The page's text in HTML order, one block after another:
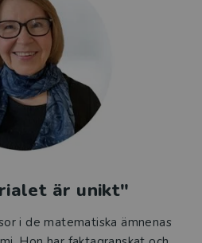
är unikt"
i de matematiska ämnenas